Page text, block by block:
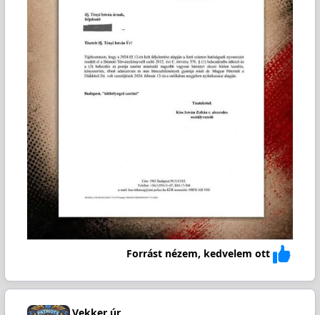
Forrást nézem, kedvelem ott